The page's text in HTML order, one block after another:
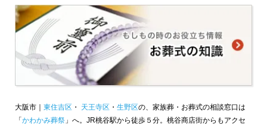
大阪市｜ 東住吉区 ・ 天王寺区 ・ 生野区の、家族葬・お葬式の相談窓口は
「かわかみ葬祭 」へ。JR桃谷駅から徒歩５分。桃谷商店街からもアクセ